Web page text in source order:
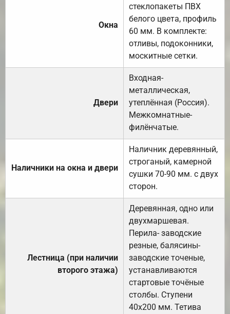
Окна
стеклопакеты ПВХ
белого цвета, профиль
60 мм. В комплекте:
отливы, подоконники,
москитные сетки.
Двери
Входная-
металлическая,
утеплённая (Россия).
Межкомнатные-
филёнчатые.
Наличники на окна и двери
Наличник деревянный,
строганый, камерной
сушки 70-90 мм. с двух
сторон.
Лестница (при наличии
второго этажа)
Деревянная, одно или
двухмаршевая.
Перила- заводские
резные, балясины-
заводские точеные,
устанавливаются
стартовые точёные
столбы. Ступени
40х200 мм. Тетива